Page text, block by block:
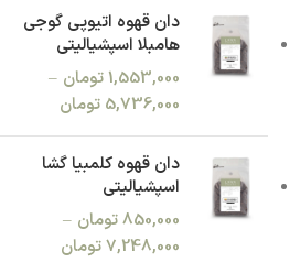
دان قهوه اتیوپی گوجی
هامبلا اسپشیالیتی
1,553,000تومان –
5,736,000 تومان
دان قهوه کلمبیا گشا
اسپشیالیتی
850,000تومان –
7,248,000تومان